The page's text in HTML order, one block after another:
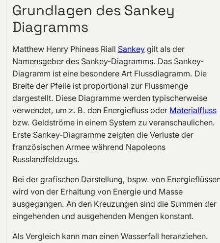
Grundlagen des Sankey
Diagramms
Matthew Henry Phineas Riall Sankeygilt als der
Namensgeber des Sankey-Diagramms. Das Sankey-
Diagramm ist eine besondere Art Flussdiagramm. Die
Breite der Pfeile ist proportional zur Flussmenge
dargestellt. Diese Diagramme werden typischerweise
verwendet, um z. B. den Energiefluss oder Materialfluss
bzw. Geldströme in einem System zu veranschaulichen.
Erste Sankey-Diagramme zeigten die Verluste der
französischen Armee während Napoleons
Russlandfeldzugs.
Bei der grafischen Darstellung, bspw. von
wird von der Erhaltung von Energie und Masse
ausgegangen. An den Kreuzungen sind die Summen der
eingehenden und ausgehenden Mengen konstant.
Als Vergleich kann man einen Wasserfall heranziehen.